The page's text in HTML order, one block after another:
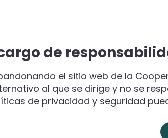
Banca en
Servicios
Seguro
de
el sitio web de la
al que se dirige y no se
de privacidad y seguridad